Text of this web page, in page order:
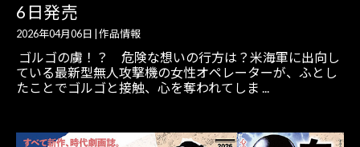
6日発売
2026年04月06日 |作品情報
ゴルゴの虜！？ 危険な想いの行方は？米海軍に出向し
ている最新型無人攻撃機の女性オペレーターが、ふとし
たことでゴルゴと接触、心を奪われてしま ...